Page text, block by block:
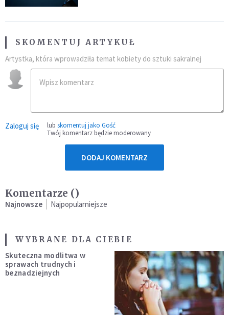
SKOMENTUJ ARTYKUŁ
Artystka, która wprowadziła temat kobiety do sztuki sakralnej
Zaloguj się lub skomentuj jako Gość
Twój komentarz będzie moderowany
DODAJ KOMENTARZ
Komentarze ()
Najnowsze Najpopularniejsze
WYBRANE DLA CIEBIE
Skuteczna modlitwa w
sprawach trudnych i
beznadziejnych